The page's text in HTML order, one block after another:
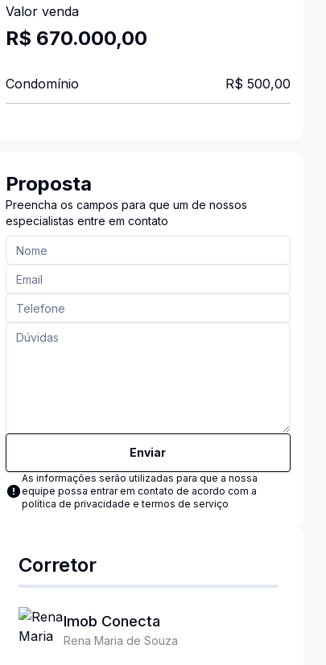
Valor venda
R$ 670.000,00
Condomínio R$ 500,00
Proposta
Preencha os campos para que um de nossos
especialistas entre em contato
Enviar
As informações serão utilizadas para que a nossa
equipe possa entrar em contato de acordo com a
política de privacidade e termos de serviço
Corretor
Imob Conecta
Rena Maria de Souza